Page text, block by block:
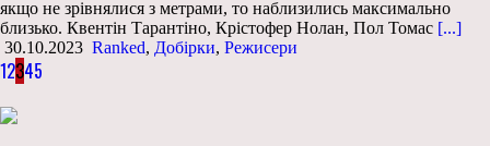
якщо не зрівнялися з метрами, то наблизились максимально
близько. Квентін Тарантіно, Крістофер Нолан, Пол Томас [...]
30.10.2023 Ranked, Добірки, Режисери
12345